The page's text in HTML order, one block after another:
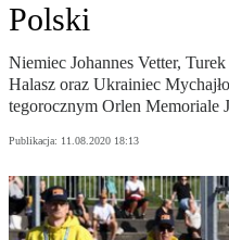
Polski
Niemiec Johannes Vetter,
Halasz oraz Ukrainiec
tegorocznym Orlen Memoriale
Publikacja: 11.08.2020 18:13